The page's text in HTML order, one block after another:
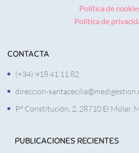
Política de
Política de
CONTACTA
(+34) 918 41 11 82
direccion-
Pº Constitución, 2, 28710 El Molar,
PUBLICACIONES RECIENTES